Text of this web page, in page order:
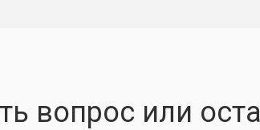
вопрос или